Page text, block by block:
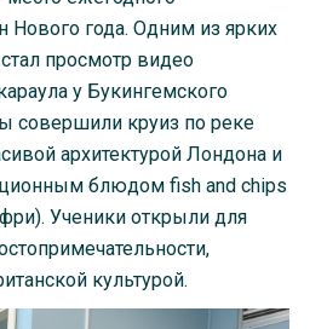
Нового года. Одним из ярких
просмотр видео
у Букингемского
совершили круиз по реке
архитектурой Лондона и
блюдом fish and chips
Ученики открыли для
культурой.